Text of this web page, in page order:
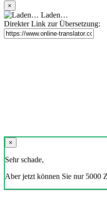
×
Laden…
Direkter Link zur Übersetzung:
×
Sehr schade,
Aber jetzt können Sie nur 5000